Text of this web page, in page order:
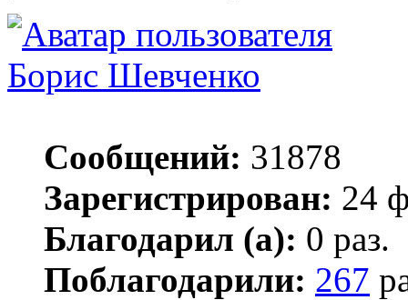
Борис Шевченко
Сообщений: 31878
Зарегистрирован: 24
Благодарил (а): 0 раз.
Поблагодарили: 267